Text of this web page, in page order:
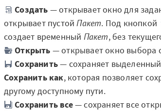
Партнеры
Создать — открывает окно для
открывает пустойПакет. Под кнопкой
создает временный Пакет, без
Открыть — открывает окно выбора
Сохранить— сохраняет
Сохранить как, которая позволяет
другому доступному пути.
Сохранить все— сохраняет все